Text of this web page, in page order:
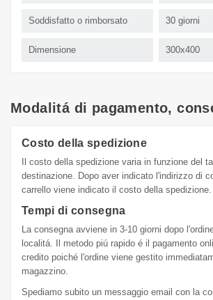
Soddisfatto o rimborsato 30 giorni
Dimensione 300x400
Modalitá di pagamento,
Costo della spedizione
Il costo della spedizione varia in funzione del
destinazione. Dopo aver indicato l'indirizzo di
carrello viene indicato il costo della spedizione.
Tempi di consegna
La consegna avviene in 3-10 giorni dopo
localitá. Il metodo piú rapido é il pagamento
credito poiché l'ordine viene gestito
magazzino.
Spediamo subito un messaggio email con la